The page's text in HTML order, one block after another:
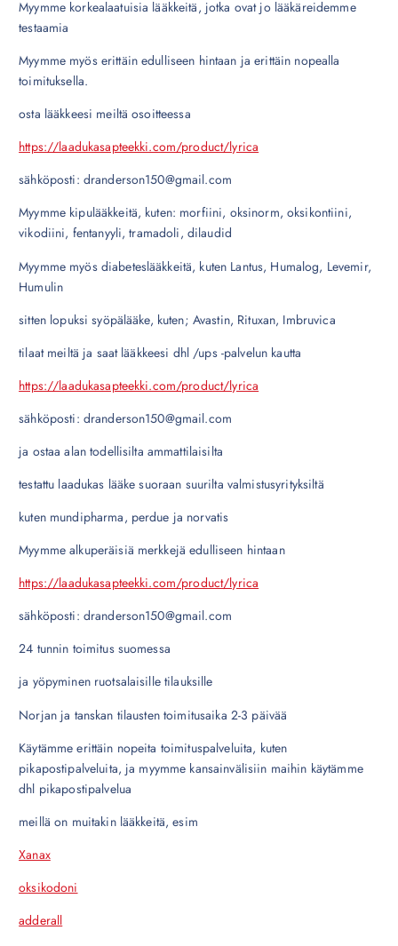
Myymme korkealaatuisia lääkkeitä, jotka ovat jo lääkäreidemme
testaamia
Myymme myös erittäin edulliseen hintaan ja erittäin nopealla
toimituksella.
osta lääkkeesi meiltä osoitteessa
https://laadukasapteekki.com/product/lyrica
sähköposti: dranderson150@gmail.com
Myymme kipulääkkeitä, kuten: morfiini, oksinorm, oksikontiini,
vikodiini, fentanyyli, tramadoli, dilaudid
Myymme myös diabeteslääkkeitä, kuten Lantus, Humalog, Levemir,
Humulin
sitten lopuksi syöpälääke, kuten; Avastin, Rituxan, Imbruvica
tilaat meiltä ja saat lääkkeesi dhl /ups -palvelun kautta
https://laadukasapteekki.com/product/lyrica
sähköposti: dranderson150@gmail.com
ja ostaa alan todellisilta ammattilaisilta
testattu laadukas lääke suoraan suurilta valmistusyrityksiltä
kuten mundipharma, perdue ja norvatis
Myymme alkuperäisiä merkkejä edulliseen hintaan
https://laadukasapteekki.com/product/lyrica
sähköposti: dranderson150@gmail.com
24 tunnin toimitus suomessa
ja yöpyminen ruotsalaisille tilauksille
Norjan ja tanskan tilausten toimitusaika 2-3 päivää
Käytämme erittäin nopeita toimituspalveluita, kuten
pikapostipalveluita, ja myymme kansainvälisiin maihin käytämme
dhl pikapostipalvelua
meillä on muitakin lääkkeitä, esim
Xanax
oksikodoni
adderall